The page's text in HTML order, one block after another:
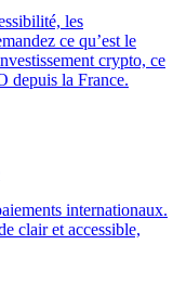
les
ce qu’est le
crypto, ce
depuis la France.
internationaux.
clair et accessible,